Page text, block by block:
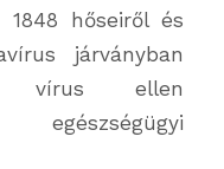
hőseiről és
járványban
vírus ellen